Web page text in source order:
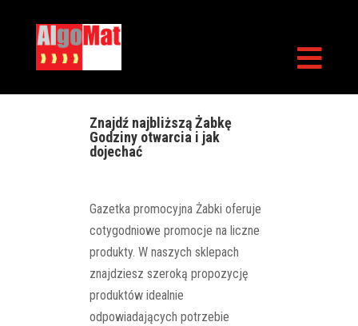

Znajdź najbliższą Żabkę
Godziny otwarcia i jak
dojechać
Gazetka promocyjna Żabki oferuje
cotygodniowe promocje na liczne
produkty. W naszych sklepach
znajdziesz szeroką propozycję
produktów idealnie
odpowiadających potrzebie